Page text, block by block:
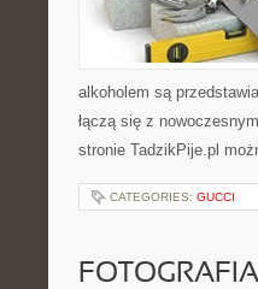
alkoholem są
łączą się z
stronie TadzikPije.pl
CATEGORIES: GUCCI
FOTOGRAFIA